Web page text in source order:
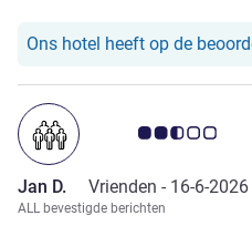
Ons hotel heeft op de
Avis-
Jan D. Vrienden - 16-6-2026
ALL bevestigde berichten